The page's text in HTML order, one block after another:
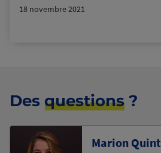
18 novembre 2021
Des questions ?
Marion Quint